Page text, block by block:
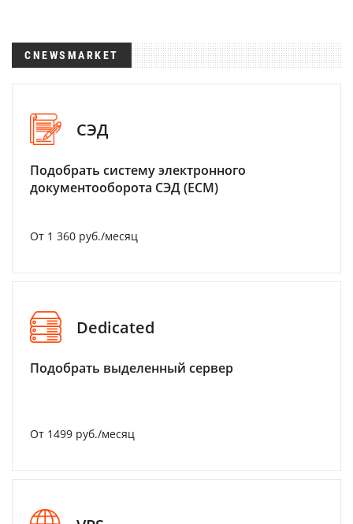
CNEWSMARKET
СЭД
Подобрать систему электронного
документооборота СЭД (ECM)
От 1 360 руб./месяц
Dedicated
Подобрать выделенный сервер
От 1499 руб./месяц